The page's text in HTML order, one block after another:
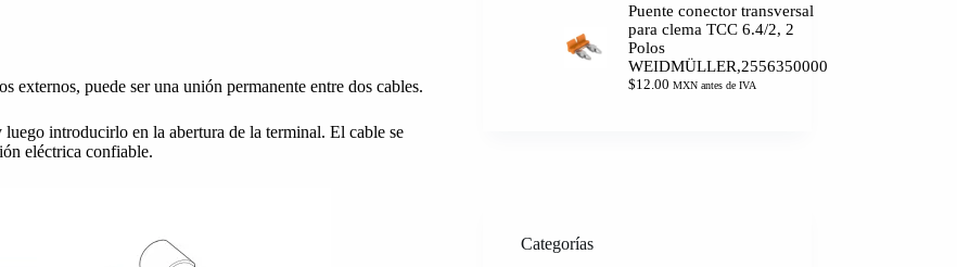
puede ser una unión permanente entre dos cables.
introducirlo en la abertura de la terminal. El cable se
eléctrica confiable.
Puente conector transversal
para clema TCC 6.4/2, 2
Polos
WEIDMÜLLER,2556350000
$12.00 MXN antes de IVA
Categorías